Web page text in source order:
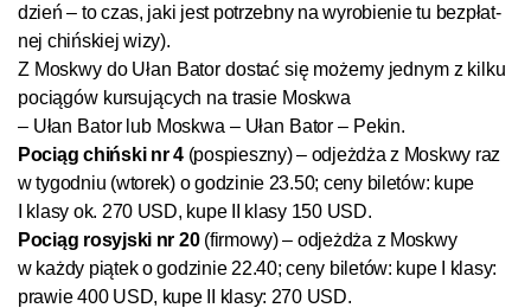
dzień – to czas, ja­ki jest po­trzeb­ny na wy­ro­bie­nie tu bez­płat­
nej chiń­s­kiej wi­zy).
Z Mos­k­wy do Ułan Ba­tor do­stać się mo­że­my jed­nym z kil­ku
po­cią­gów kur­su­ją­cych na tra­sie Mos­k­wa
– Ułan Ba­tor lub Mos­k­wa – Ułan Ba­tor – Pe­kin.
Po­ciąg chiń­s­ki nr 4(po­spiesz­ny) – od­jeż­dża z Mos­k­wy raz
w ty­go­dniu (wto­rek) o go­dzi­nie 23.50; ceny bi­le­tów: ku­pe
I kla­sy ok. 270 USD, ku­pe II kla­sy 150 USD.
Po­ciąg ro­syj­s­ki nr 20(fir­mo­wy) – od­jeż­dża z Mos­k­wy
w każ­dy pią­tek o go­dzi­nie 22.40; ce­ny bi­le­tów: ku­pe I kla­sy:
pra­wie 400 USD, ku­pe II kla­sy: 270 USD.